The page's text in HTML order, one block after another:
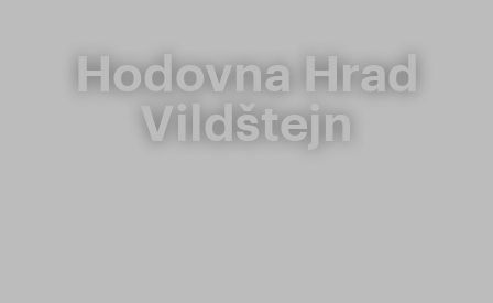
Hodovna Hrad
Vildštejn